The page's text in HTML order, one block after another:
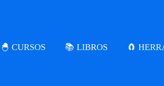
🐣 CURSOS 📚 LIBROS 🧲